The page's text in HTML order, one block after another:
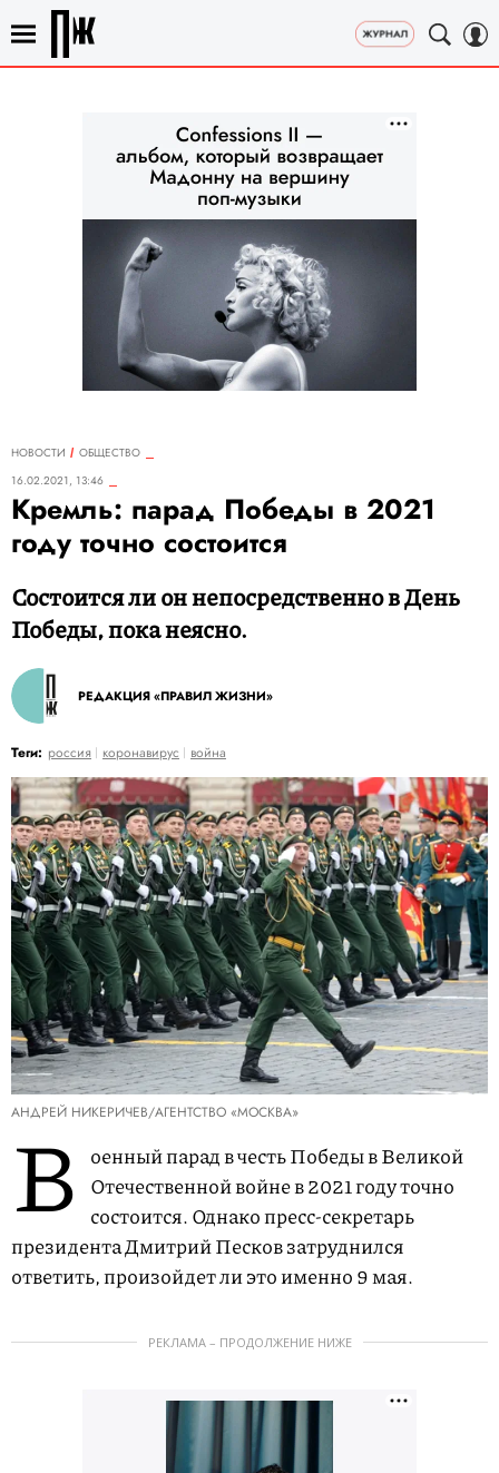
НОВОСТИ
ОБЩЕСТВО
16.02.2021, 13:46
Кремль: парад Победы в 2021
году точно состоится
Состоится ли он непосредственно в День
Победы, пока неясно.
РЕДАКЦИЯ «ПРАВИЛ ЖИЗНИ»
Теги: россия коронавирус война
АНДРЕЙ НИКЕРИЧЕВ/АГЕНТСТВО «МОСКВА»
В
оенный парад в честь Победы в Великой
Отечественной войне в 2021 году точно
состоится. Однако пресс-секретарь
президента Дмитрий Песков затруднился
ответить, произойдет ли это именно 9 мая.
РЕКЛАМА – ПРОДОЛЖЕНИЕ НИЖЕ